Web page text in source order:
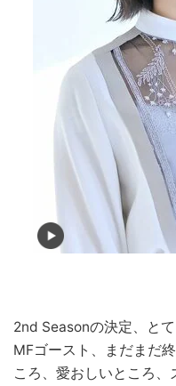
2nd Seasonの決定、と
MFゴースト、まだまだ
ころ、愛おしいところ